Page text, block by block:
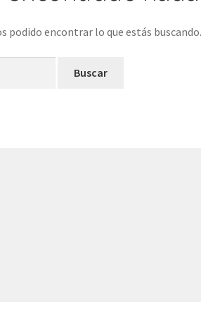
podido encontrar lo que estás